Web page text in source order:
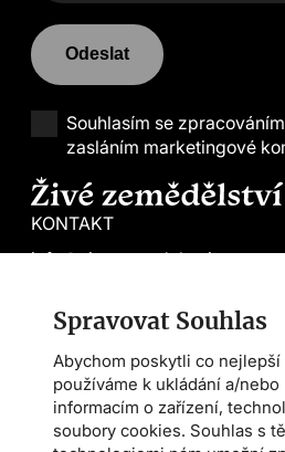
Spravovat Souhlas
Abychom poskytli co nejlepší
používáme k ukládání a/
informacím o zařízení,
soubory cookies. Souhlas s
KONTAKT
info@zivezemedelstvi.cz
Demeter CS
Farmářská škola
Asociace AMPI
Odeslat
Souhlasím se zpracováním
zasláním marketingové